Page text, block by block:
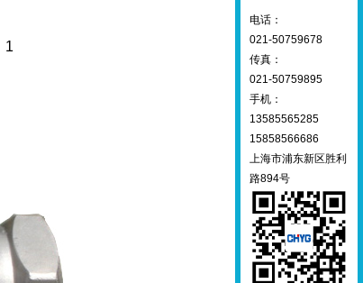
1
电话：
021-50759678
传真：
021-50759895
手机：
13585565285
15858566686
上海市浦东新区胜利
路894号